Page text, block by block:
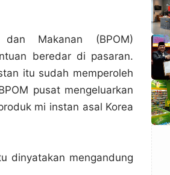
Makanan (BPOM)
beredar di pasaran.
itu sudah memperoleh
pusat mengeluarkan
mi instan asal Korea
dinyatakan mengandung